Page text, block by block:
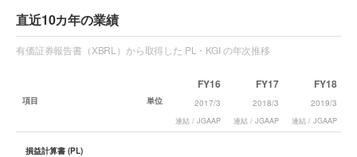
直近10カ年の業績
有価証券報告書（XBRL）から取得した PL・KGI の年次推移
項目 単位
FY16
2017/3
連結 / JGAAP
FY17
2018/3
連結 / JGAAP
FY18
2019/3
連結 / JGAAP
損益計算書 (PL)